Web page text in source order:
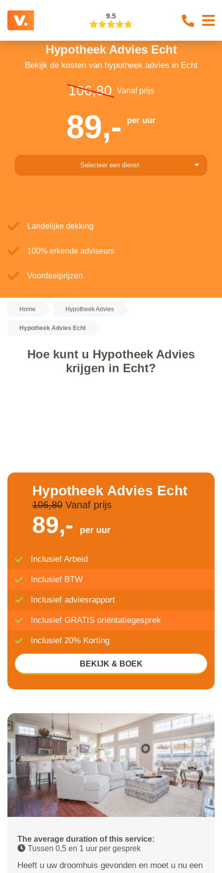
9.5
Hypotheek Advies Echt
Bekijk de kosten van hypotheek advies in Echt
106,80 Vanaf prijs
89,- per uur
Selecteer een dienst
Landelijke dekking
100% erkende adviseurs
Voordeelprijzen
Home Hypotheek Advies
Hypotheek Advies Echt
Hoe kunt u Hypotheek Advies
krijgen in Echt?
The average duration of this service:
Tussen 0,5 en 1 uur per gesprek
Heeft u uw droomhuis gevonden en moet u nu een
Hypotheek Advies Echt
106,80Vanaf prijs
89,- per uur
Inclusief Arbeid
Inclusief BTW
Inclusief adviesrapport
Inclusief GRATIS oriëntatiegesprek
Inclusief 20% Korting
BEKIJK & BOEK